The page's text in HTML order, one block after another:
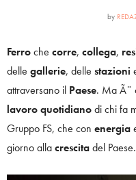
by
Ferroche corre, collega,
delle gallerie, delle stazioni
attraversano il Paese. Ma Ã¨
lavoroquotidianodi chi fa
Gruppo FS, che con energia
giorno allacrescitadel Paese.